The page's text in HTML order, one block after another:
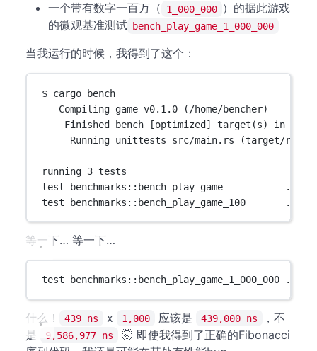
一个带有数字一百万（ 1_000_000 ）的据此游戏
的微观基准测试 bench_play_game_1_000_000
当我运行的时候，我得到了这个：
$ cargo bench
Compiling game v0.1.0 (/home/bencher)
Finished bench [optimized] target(s) in
Running unittests src/main.rs (target/release/
running 3 tests
test benchmarks::bench_play_game           ...
test benchmarks::bench_play_game_100
等一下… 等一下…
test benchmarks::bench_play_game_1_000_000
什么！ 439 ns x 1,000 应该是 439,000 ns
，不
是
9,586,977 ns
🤯 即使我得到了正确的Fibonacci